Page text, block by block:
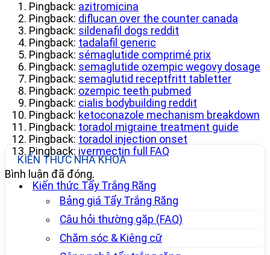
Pingback: azitromicina
Pingback: diflucan over the counter canada
Pingback: sildenafil dogs reddit
Pingback: tadalafil generic
Pingback: sémaglutide comprimé prix
Pingback: semaglutide ozempic wegovy dosage
Pingback: semaglutid receptfritt tabletter
Pingback: ozempic teeth pubmed
Pingback: cialis bodybuilding reddit
Pingback: ketoconazole mechanism breakdown
Pingback: toradol migraine treatment guide
Pingback: toradol injection onset
Pingback: ivermectin full FAQ
Bình luận đã đóng.
KIẾN THỨC NHA KHOA
Kiến thức Tẩy Trắng Răng
Bảng giá Tẩy Trắng Răng
Câu hỏi thường gặp (FAQ)
Chăm sóc & Kiêng cữ